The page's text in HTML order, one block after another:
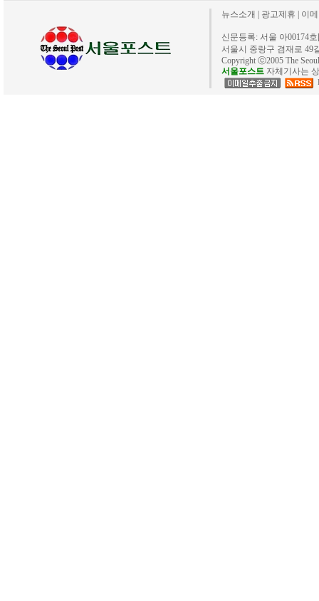
뉴스소개 광고제휴 이
신문등록: 서울 아00174
서울시 중랑구 겸재로 49
Copyright ⓒ2005 The
서울포스트 자체기사는